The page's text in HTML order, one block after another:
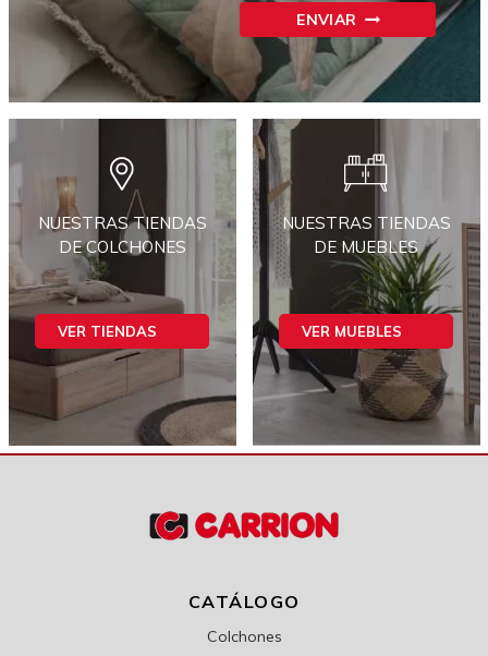
ENVIAR
NUESTRAS TIENDAS
DE COLCHONES
VER TIENDAS
NUESTRAS TIENDAS
DE MUEBLES
VER MUEBLES
CATÁLOGO
Colchones